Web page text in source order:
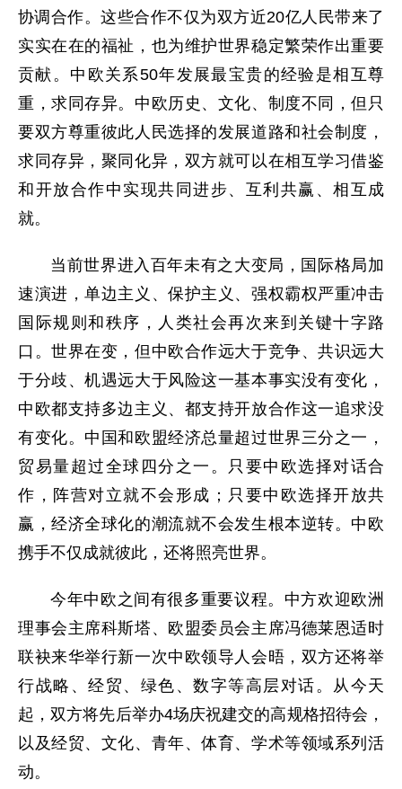
协调合作。这些合作不仅为双方近20亿人民带来了
实实在在的福祉，也为维护世界稳定繁荣作出重要
贡献。中欧关系50年发展最宝贵的经验是相互尊
重，求同存异。中欧历史、文化、制度不同，但只
要双方尊重彼此人民选择的发展道路和社会制度，
求同存异，聚同化异，双方就可以在相互学习借鉴
和开放合作中实现共同进步、互利共赢、相互成
就。
当前世界进入百年未有之大变局，国际格局加
速演进，单边主义、保护主义、强权霸权严重冲击
国际规则和秩序，人类社会再次来到关键十字路
口。世界在变，但中欧合作远大于竞争、共识远大
于分歧、机遇远大于风险这一基本事实没有变化，
中欧都支持多边主义、都支持开放合作这一追求没
有变化。中国和欧盟经济总量超过世界三分之一，
贸易量超过全球四分之一。只要中欧选择对话合
作，阵营对立就不会形成；只要中欧选择开放共
赢，经济全球化的潮流就不会发生根本逆转。中欧
携手不仅成就彼此，还将照亮世界。
今年中欧之间有很多重要议程。中方欢迎欧洲
理事会主席科斯塔、欧盟委员会主席冯德莱恩适时
联袂来华举行新一次中欧领导人会晤，双方还将举
行战略、经贸、绿色、数字等高层对话。从今天
起，双方将先后举办4场庆祝建交的高规格招待会，
以及经贸、文化、青年、体育、学术等领域系列活
动。